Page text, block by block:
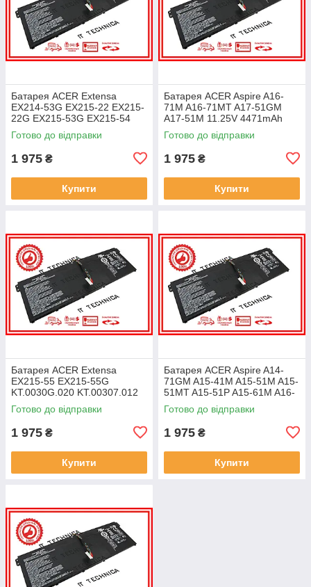
Батарея ACER Extensa
EX214-53G EX215-22 EX215-
22G EX215-53G EX215-54
EX215-54G 11.25V 4471mAh
ОРИГІНАЛ
Готово до відправки
1 975 ₴
Купити
Батарея ACER Aspire A16-
71M A16-71MT A17-51GM
A17-51M 11.25V 4471mAh
ОРИГІНАЛ
Готово до відправки
1 975 ₴
Купити
Батарея ACER Extensa
EX215-55 EX215-55G
KT.0030G.020 KT.00307.012
11.25V 4471mAh ОРИГІНАЛ
Готово до відправки
1 975 ₴
Купити
Батарея ACER Aspire A14-
71GM A15-41M A15-51M A15-
51MT A15-51P A15-61M A16-
51GM 11.25V 4471mAh
ОРИГІНАЛ
Готово до відправки
1 975 ₴
Купити